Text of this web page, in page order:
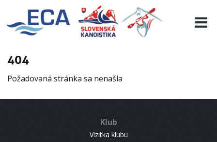
404
Požadovaná stránka sa nenašla
Klub
Vizitka klubu
EURO 19
INFO
RESULTS
CONTACT